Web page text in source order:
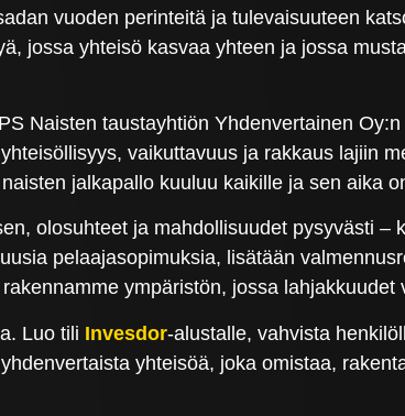
vuoden perinteitä ja tulevaisuuteen
jossa yhteisö kasvaa yhteen ja jossa
Naisten taustayhtiön Yhdenvertainen
vaikuttavuus ja rakkaus lajiin
jalkapallo kuuluu kaikille ja sen aika
olosuhteet ja mahdollisuudet pysyvästi
pelaajasopimuksia, lisätään
ympäristön, jossa
Luo tili Invesdor-alustalle, vahvista
yhteisöä, joka omistaa,